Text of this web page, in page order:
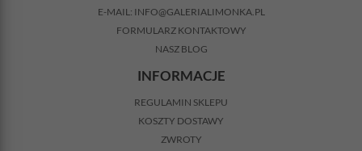
E-MAIL: INFO@GALERIALIMONKA.PL
FORMULARZ KONTAKTOWY
NASZ BLOG
INFORMACJE
REGULAMIN SKLEPU
KOSZTY DOSTAWY
ZWROTY